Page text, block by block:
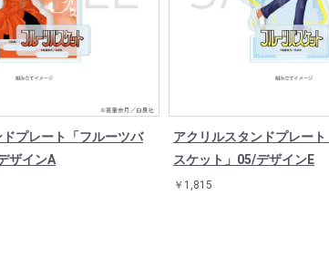
プレート「フルーツバ
ザインA
アクリルスタンドプレー
スケット」05/デザインE
￥1,815